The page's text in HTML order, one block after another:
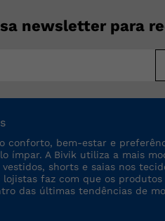
newsletter para
conforto, bem-estar e
ímpar. A Bivik utiliza a mais
shorts e saias nos
lojistas faz com que os
das últimas tendências de